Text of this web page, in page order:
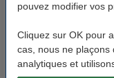
pouvez modifier vos
Cliquez sur OK pour
cas, nous ne plaçons
analytiques et
remplace Brother TN-
toner - noir
42,50 € Inclus : 21% de